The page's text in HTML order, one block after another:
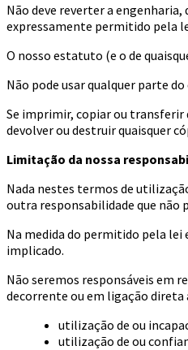
Não deve reverter a
expressamente permitido pela
O nosso estatuto (e o de
Não pode usar qualquer parte
Se imprimir, copiar ou transferir
devolver ou destruir quaisquer
Limitação da nossa
Nada nestes termos de
outra responsabilidade que não
Na medida do permitido pela lei
implicado.
Não seremos responsáveis em
decorrente ou em ligação direta
utilização de ou
utilização de ou